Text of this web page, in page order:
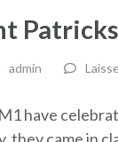
admin
have